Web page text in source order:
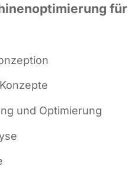
für
und Optimierung